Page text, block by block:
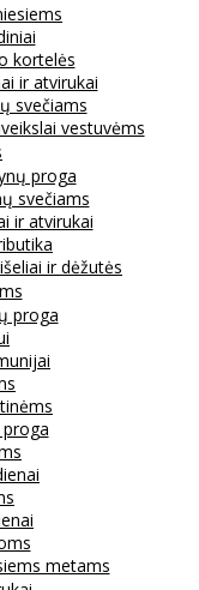
kortelės
ir atvirukai
svečiams
vestuvėms
proga
svečiams
ir atvirukai
ir dėžutės
proga
metams